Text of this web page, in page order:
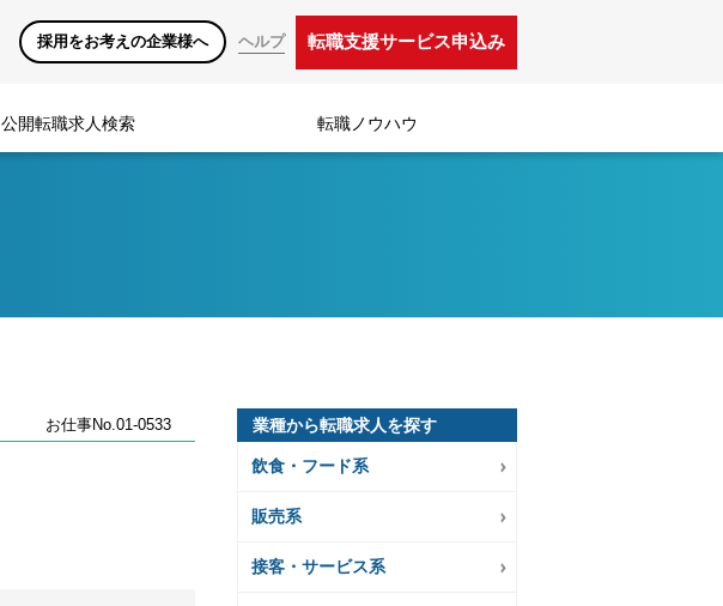
採用をお考えの企業様へ ヘルプ 転職支援サービス申込み
公開転職求人検索 転職ノウハウ
お仕事No.01-0533 業種から転職求人を探す
飲食・フード系
販売系
接客・サービス系